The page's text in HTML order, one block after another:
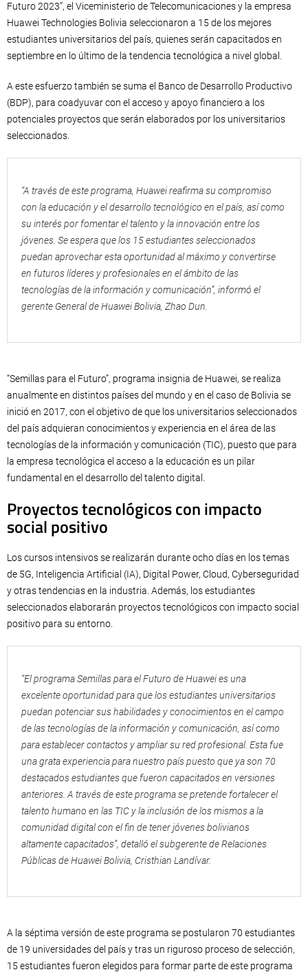
Futuro 2023”, el Viceministerio de Telecomunicaciones y la empresa
Huawei Technologies Bolivia seleccionaron a 15 de los mejores
estudiantes universitarios del país, quienes serán capacitados en
septiembre en lo último de la tendencia tecnológica a nivel global.
A este esfuerzo también se suma el Banco de Desarrollo Productivo
(BDP), para coadyuvar con el acceso y apoyo financiero a los
potenciales proyectos que serán elaborados por los universitarios
seleccionados.
“A través de este programa, Huawei reafirma su compromiso
con la educación y el desarrollo tecnológico en el país, así como
su interés por fomentar el talento y la innovación entre los
jóvenes. Se espera que los 15 estudiantes seleccionados
puedan aprovechar esta oportunidad al máximo y convertirse
en futuros líderes y profesionales en el ámbito de las
tecnologías de la información y comunicación”, informó el
gerente General de Huawei Bolivia, Zhao Dun.
“Semillas para el Futuro”, programa insignia de Huawei, se realiza
anualmente en distintos países del mundo y en el caso de Bolivia se
inició en 2017, con el objetivo de que los universitarios seleccionados
del país adquieran conocimientos y experiencia en el área de las
tecnologías de la información y comunicación (TIC), puesto que para
la empresa tecnológica el acceso a la educación es un pilar
fundamental en el desarrollo del talento digital.
Proyectos tecnológicos con impacto
social positivo
Los cursos intensivos se realizarán durante ocho días en los temas
de 5G, Inteligencia Artificial (IA), Digital Power, Cloud, Cyberseguridad
y otras tendencias en la industria. Además, los estudiantes
seleccionados elaborarán proyectos tecnológicos con impacto social
positivo para su entorno.
“El programa Semillas para el Futuro de Huawei es una
excelente oportunidad para que los estudiantes universitarios
puedan potenciar sus habilidades y conocimientos en el campo
de las tecnologías de la información y comunicación, así como
para establecer contactos y ampliar su red profesional. Esta fue
una grata experiencia para nuestro país puesto que ya son 70
destacados estudiantes que fueron capacitados en versiones
anteriores. A través de este programa se pretende fortalecer el
talento humano en las TIC y la inclusión de los mismos a la
comunidad digital con el fin de tener jóvenes bolivianos
altamente capacitados”, detalló el subgerente de Relaciones
Públicas de Huawei Bolivia, Cristhian Landívar.
A la séptima versión de este programa se postularon 70 estudiantes
de 19 universidades del país y tras un riguroso proceso de selección,
15 estudiantes fueron elegidos para formar parte de este programa